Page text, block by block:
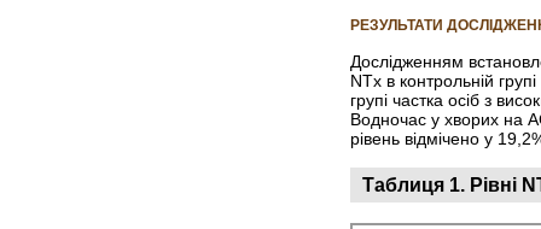
РЕЗУЛЬТАТИ
Дослідженням
NTx в контрольній
групі частка осіб з
Водночас у хворих на
рівень відмічено у
Таблиця 1. Рівні